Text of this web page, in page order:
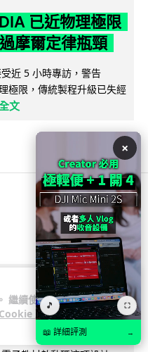
繼續使用
Cookie 政
已近物理極限
摩爾定律瓶頸
近 5 小時專訪，警告
極限，傳統製程升級已失經
文
電子啟動碼鎖死
功課
學書單價錢按年加 14.7%
×
🎵 ⛶
📖 詳細評測 →